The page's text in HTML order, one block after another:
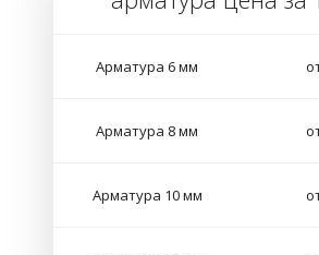
Арматура 6 мм
Арматура 8 мм
Арматура 10 мм